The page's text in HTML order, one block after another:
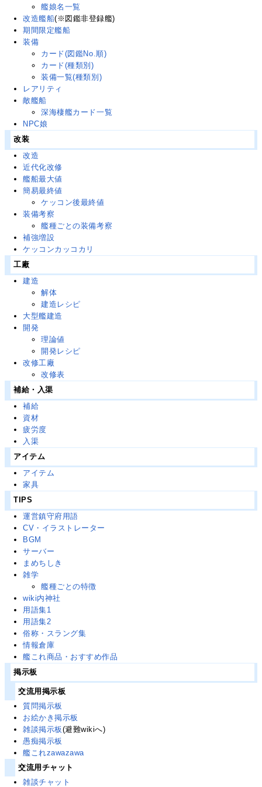
艦娘名一覧
改造艦船(※図鑑非登録艦)
期間限定艦船
装備
カード(図鑑No.順)
カード(種類別)
装備一覧(種類別)
レアリティ
敵艦船
深海棲艦カード一覧
NPC娘
改装
改造
近代化改修
艦船最大値
簡易最終値
ケッコン後最終値
装備考察
艦種ごとの装備考察
補強増設
ケッコンカッコカリ
工廠
建造
解体
建造レシピ
大型艦建造
開発
理論値
開発レシピ
改修工廠
改修表
補給・入渠
補給
資材
疲労度
入渠
アイテム
アイテム
家具
TIPS
運営鎮守府用語
CV・イラストレーター
BGM
サーバー
まめちしき
雑学
艦種ごとの特徴
wiki内神社
用語集1
用語集2
俗称・スラング集
情報倉庫
艦これ商品・おすすめ作品
掲示板
交流用掲示板
質問掲示板
お絵かき掲示板
雑談掲示板(避難wikiへ)
愚痴掲示板
艦これzawazawa
交流用チャット
雑談チャット